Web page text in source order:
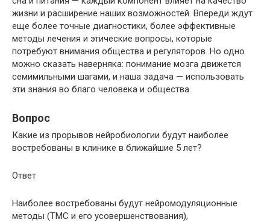
жизни и расширение наших возможностей. Впереди ждут
еще более точные диагностики, более эффективные
методы лечения и этические вопросы, которые
потребуют внимания общества и регуляторов. Но одно
можно сказать наверняка: понимание мозга движется
семимильными шагами, и наша задача — использовать
эти знания во благо человека и общества.
Вопрос
Какие из прорывов нейробиологии будут наиболее
востребованы в клинике в ближайшие 5 лет?
Ответ
Наиболее востребованы будут нейромодуляционные
методы (ТМС и его усовершенствования),